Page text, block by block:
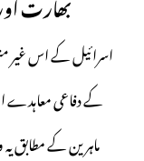
اسرائیل کے اس غیر
کے دفاعی معاہدے
ماہرین کے مطابق